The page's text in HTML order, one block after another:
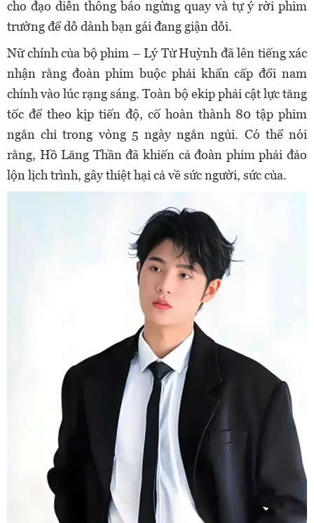
cho đạo diễn thông báo ngừng quay và tự ý rời phim
trường để dỗ dành bạn gái đang giận dỗi.
Nữ chính của bộ phim – Lý Tử Huỳnh đã lên tiếng xác
nhận rằng đoàn phim buộc phải khẩn cấp đổi nam
chính vào lúc rạng sáng. Toàn bộ ekip phải cật lực tăng
tốc để theo kịp tiến độ, cố hoàn thành 80 tập phim
ngắn chỉ trong vòng 5 ngày ngắn ngủi. Có thể nói
rằng, Hồ Lăng Thần đã khiến cả đoàn phim phải đảo
lộn lịch trình, gây thiệt hại cả về sức người, sức của.